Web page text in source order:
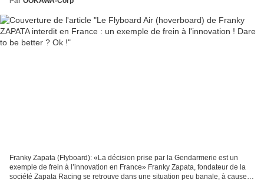
Franky Zapata (Flyboard): «La décision prise par la Gendarmerie est un
exemple de frein à l’innovation en France» Franky Zapata, fondateur de la
société Zapata Racing se retrouve dans une situation peu banale, à cause